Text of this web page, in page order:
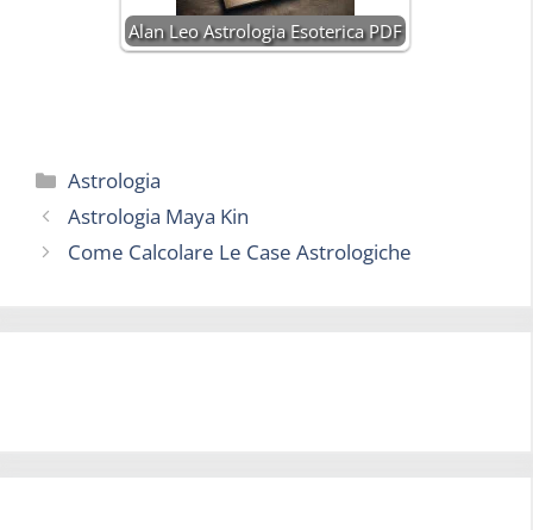
Alan Leo Astrologia Esoterica PDF
Categorie
Astrologia
Astrologia Maya Kin
Come Calcolare Le Case Astrologiche